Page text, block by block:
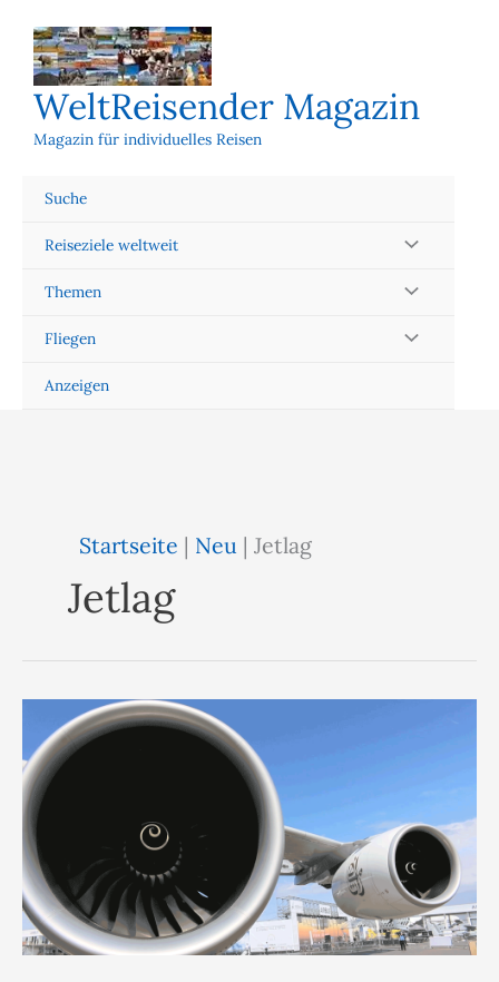
Inhalt
springen
WeltReisender Magazin
Magazin für individuelles Reisen
Suche
Reiseziele weltweit
Themen
Fliegen
Anzeigen
Startseite | Neu |Jetlag
Jetlag